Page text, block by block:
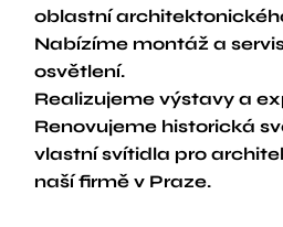
oblastní
Nabízíme montáž a
osvětlení.
Realizujeme výstavy a
Renovujeme historická
vlastní svítidla pro
naší firmě v Praze.